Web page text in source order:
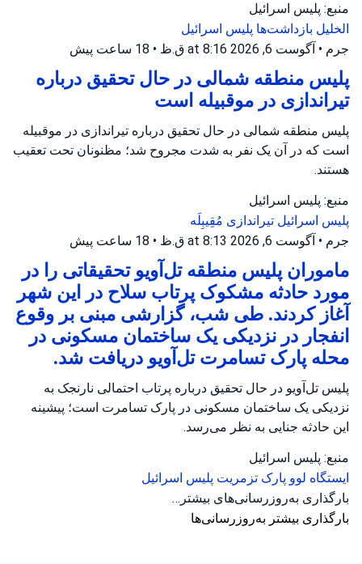
منبع: پلیس اسرائیل
الخلیل بازداشت‌ها پلیس اسرائیل
جرم • آگوست 6, 2026 at 8:16 ق.ظ • 18 ساعت پیش
پلیس منطقه شمالی در حال تحقیق درباره
تیراندازی در موقبیله است
پلیس منطقه شمالی در حال تحقیق درباره تیراندازی در موقبیله
است که در آن یک نفر به شدت مجروح شد؛ مظنونان تحت تعقیب
هستند.
منبع: پلیس اسرائیل
پلیس اسرائیل تیراندازی مُقِیبِلَه
جرم • آگوست 6, 2026 at 8:13 ق.ظ • 18 ساعت پیش
ماموران پلیس منطقه تل‌آویو تحقیقاتی را در
مورد حادثه مشکوک پرتاب سلاح در این شهر
آغاز کردند. طی شب، گزارشی مبنی بر وقوع
انفجار در نزدیکی یک ساختمان مسکونی در
محله پارک تسامرت تل‌آویو دریافت شد.
پلیس تل‌آویو در حال تحقیق درباره پرتاب احتمالی نارنجک به
نزدیکی یک ساختمان مسکونی در پارک تسامرت است؛ پیشینه
این حادثه جنایی به نظر می‌رسد.
منبع: پلیس اسرائیل
ایستگاه لوو پارک تزمریت پلیس اسرائیل
بارگذاری به‌روزرسانی‌های بیشتر…
بارگذاری بیشتر به‌روزرسانی‌ها